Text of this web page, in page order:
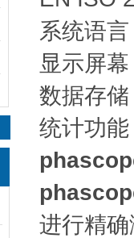
系统语
显示屏
数据存
统计功
进行精